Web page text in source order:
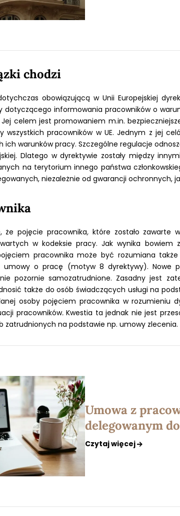
chodzi
obowiązującą w Unii Europejskiej
dotyczącego informowania pracowników o
celem jest promowaniem m.in.
wszystkich pracowników w UE. Jednym z jej
warunków pracy. Szczególne regulacje
Dlatego w dyrektywie zostały między
na terytorium innego państwa
niezależnie od gwarancji ochronnych,
że pojęcie pracownika, które zostało zawarte
w kodeksie pracy. Jak wynika bowiem
pracownika może być rozumiana
umowy o pracę (motyw 8 dyrektywy). Nowe
pozornie samozatrudnione. Zasadny jest
także do osób świadczących usługi na
osoby pojęciem pracownika w rozumieniu
pracowników.Kwestia ta jednak nie jest
zatrudnionych na podstawie np. umowy zlecenia.
Umowa z
delegowanym
Czytaj więcej